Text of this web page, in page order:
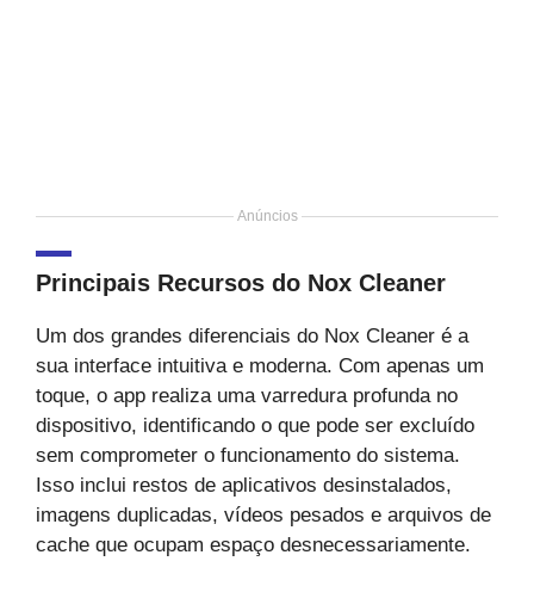
Anúncios
Principais Recursos do Nox Cleaner
Um dos grandes diferenciais do Nox Cleaner é a
sua interface intuitiva e moderna. Com apenas um
toque, o app realiza uma varredura profunda no
dispositivo, identificando o que pode ser excluído
sem comprometer o funcionamento do sistema.
Isso inclui restos de aplicativos desinstalados,
imagens duplicadas, vídeos pesados e arquivos de
cache que ocupam espaço desnecessariamente.